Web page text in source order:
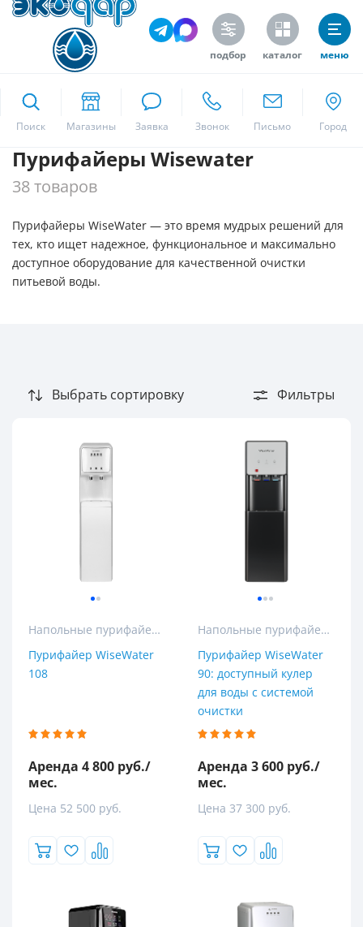
подбор каталог меню
Поиск
Москва
Да
Пурифайеры Wisewater
38 товаров
Пурифайеры WiseWater — это время мудрых решений для
тех, кто ищет надежное, функциональное и максимально
доступное оборудование для качественной очистки
питьевой воды.
Выбрать сортировку Фильтры
Напольные пурифайеры
Пурифайер WiseWater
108
Аренда 4 800 руб./
мес.
Цена 52 500 руб.
Напольные пурифайеры
Пурифайер WiseWater
90: доступный кулер
для воды с системой
очистки
Аренда 3 600 руб./
мес.
Цена 37 300 руб.